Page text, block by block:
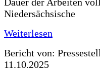
Niedersächsische
Weiterlesen
Bericht von:
11.10.2025